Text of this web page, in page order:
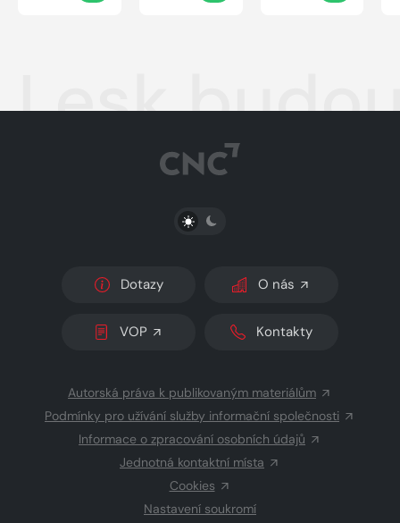
Lesk
PŘEPNOUT SVĚTLÝ/TMAVÝ REŽIM
Dotazy O nás
VOP Kontakty
Autorská práva k publikovaným materiálům
Podmínky pro užívání služby informační společnosti
Informace o zpracování osobních údajů
Jednotná kontaktní místa
Cookies
Nastavení soukromí